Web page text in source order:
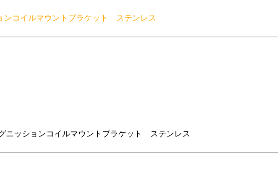
コイルマウントブラケット ステンレス
ッションコイルマウントブラケット ステンレス